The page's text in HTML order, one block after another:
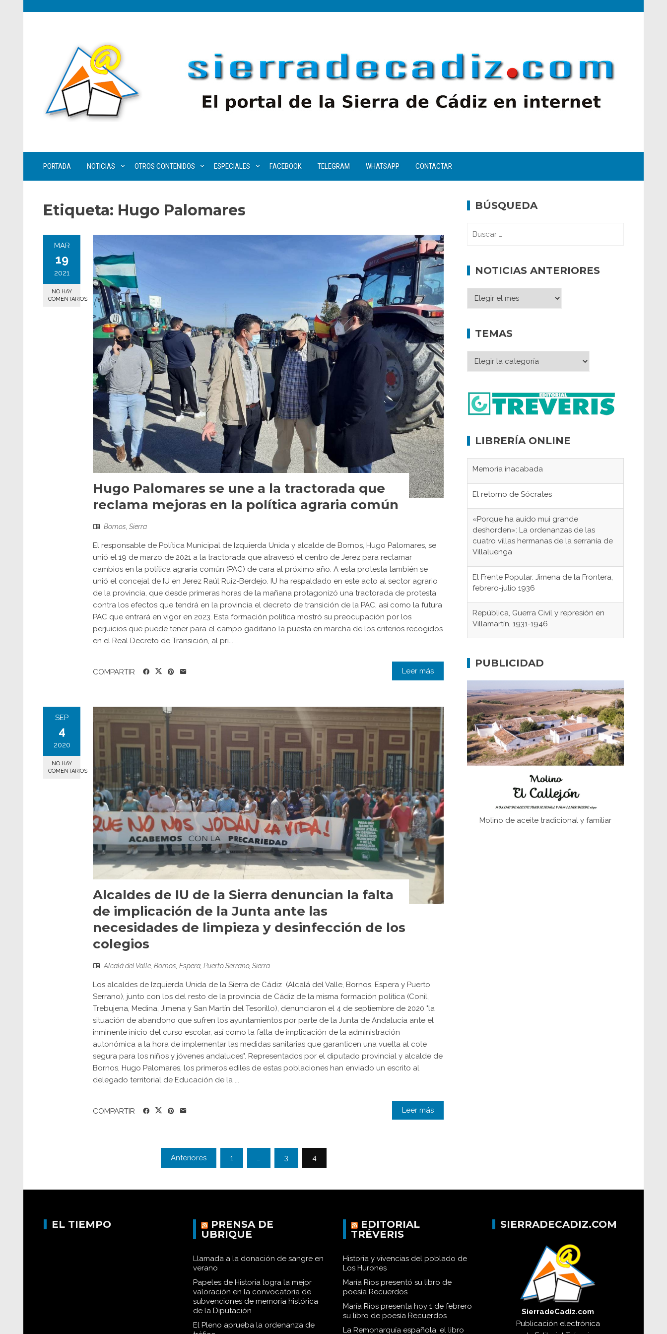
PORTADA NOTICIAS OTROS CONTENIDOS ESPECIALES FACEBOOK TELEGRAM WHATSAPP CONTACTAR
Etiqueta: Hugo Palomares
MAR
19
2021
NO HAY
COMENTARIOS
Hugo Palomares se une a la tractorada que
reclama mejoras en la política agraria común
Bornos, Sierra
El responsable de Política Municipal de Izquierda Unida y alcalde de Bornos, Hugo Palomares, se
unió el 19 de marzo de 2021 a la tractorada que atravesó el centro de Jerez para reclamar
cambios en la política agraria común (PAC) de cara al próximo año. A esta protesta también se
unió el concejal de IU en Jerez Raúl Ruiz-Berdejo. IU ha respaldado en este acto al sector agrario
de la provincia, que desde primeras horas de la mañana protagonizó una tractorada de protesta
contra los efectos que tendrá en la provincia el decreto de transición de la PAC, así como la futura
PAC que entrará en vigor en 2023. Esta formación política mostró su preocupación por los
perjuicios que puede tener para el campo gaditano la puesta en marcha de los criterios recogidos
en el Real Decreto de Transición, al pri...
Leer más
COMPARTIR
SEP
4
2020
NO HAY
COMENTARIOS
Alcaldes de IU de la Sierra denuncian la falta
de implicación de la Junta ante las
necesidades de limpieza y desinfección de los
colegios
Alcalá del Valle, Bornos, Espera, Puerto Serrano, Sierra
Los alcaldes de Izquierda Unida de la Sierra de Cádiz (Alcalá del Valle, Bornos, Espera y Puerto
Serrano), junto con los del resto de la provincia de Cádiz de la misma formación política (Conil,
Trebujena, Medina, Jimena y San Martín del Tesorillo), denunciaron el 4 de septiembre de 2020 "la
situación de abandono que sufren los ayuntamientos por parte de la Junta de Andalucía ante el
inminente inicio del curso escolar, así como la falta de implicación de la administración
autonómica a la hora de implementar las medidas sanitarias que garanticen una vuelta al cole
segura para los niños y jóvenes andaluces". Representados por el diputado provincial y alcalde de
Bornos, Hugo Palomares, los primeros ediles de estas poblaciones han enviado un escrito al
delegado territorial de Educación de la ...
Leer más
COMPARTIR
Anteriores 1 … 3 4
BÚSQUEDA
NOTICIAS ANTERIORES
TEMAS
LIBRERÍA ONLINE
Memoria inacabada
El retorno de Sócrates
«Porque ha auido mui grande
deshorden»: La ordenanzas de las
cuatro villas hermanas de la serranía de
Villaluenga
El Frente Popular. Jimena de la Frontera,
febrero-julio 1936
República, Guerra Civil y represión en
Villamartín, 1931-1946
concentración nazis
fundaciones de Bornos
El Frente Popular. Ubrique, febrero-julio
1936
Juntar las letras. La alfabetización en el
campo: del afán de saber a la
Historia y vivencias del poblado de Los
PUBLICIDAD
Molino de aceite tradicional y familiar
EL TIEMPO
PRENSA DE
UBRIQUE
Llamada a la donación de sangre en
verano
Papeles de Historia logra la mejor
valoración en la convocatoria de
subvenciones de memoria histórica
de la Diputación
El Pleno aprueba la ordenanza de
EDITORIAL
TRÉVERIS
Historia y vivencias del poblado de
Los Hurones
María Ríos presentó su libro de
poesía Recuerdos
María Ríos presenta hoy 1 de febrero
su libro de poesía Recuerdos
La Remonarquía española, el libro
SIERRADECADIZ.COM
SierradeCadiz.com
Publicación electrónica